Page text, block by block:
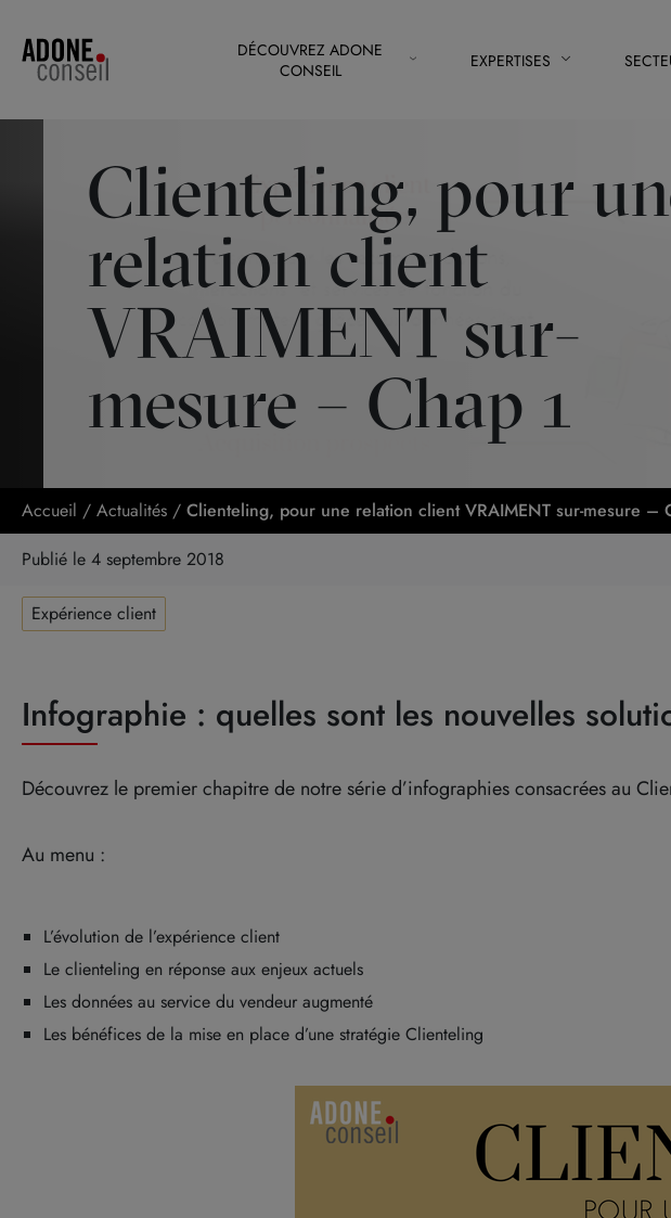
DÉCOUVREZ ADONE
CONSEIL
EXPERTISES
Clienteling, pour
relation client
VRAIMENT sur-
mesure – Chap 1
Accueil / Actualités / Clienteling, pour une relation client VRAIMENT sur-mesure –
Publié le 4 septembre 2018
Expérience client
Infographie : quelles sont les nouvelles
Découvrez le premier chapitre de notre série d’infographies consacrées au
Au menu :
L’évolution de l’expérience client
Le clienteling en réponse aux enjeux actuels
Les données au service du vendeur augmenté
Les bénéfices de la mise en place d’une stratégie Clienteling